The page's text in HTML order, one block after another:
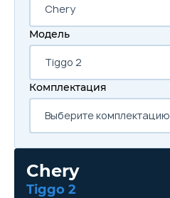
Chery
Модель
Tiggo 2
Комплектация
Выберите комплектацию
Chery
Tiggo 2